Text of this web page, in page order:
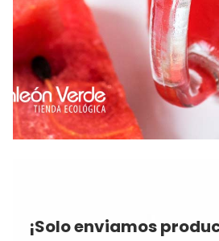
¡Solo enviamos